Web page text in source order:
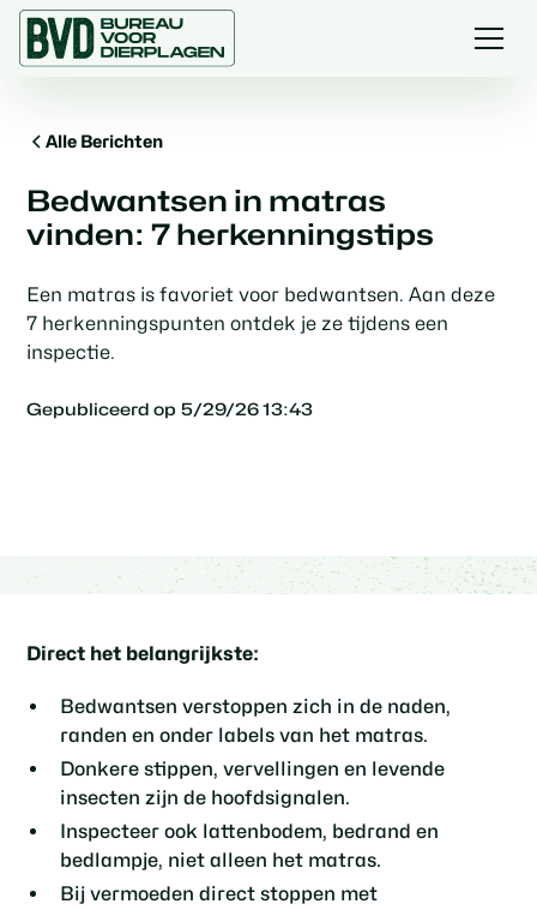
Alle Berichten
Bedwantsen in matras
vinden: 7 herkenningstips
Een matras is favoriet voor bedwantsen. Aan deze
7 herkenningspunten ontdek je ze tijdens een
inspectie.
Gepubliceerd op 5/29/26 13:43
Direct het belangrijkste:
Bedwantsen verstoppen zich in de naden,
randen en onder labels van het matras.
Donkere stippen, vervellingen en levende
insecten zijn de hoofdsignalen.
Inspecteer ook lattenbodem, bedrand en
bedlampje, niet alleen het matras.
Bij vermoeden direct stoppen met